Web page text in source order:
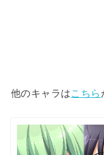
他のキャラはこちら